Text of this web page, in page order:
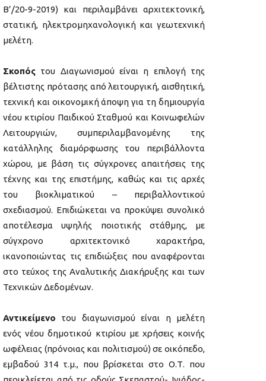
Β’/20-9-2019) και περιλαμβάνει αρχιτεκτονική,
στατική, ηλεκτρομηχανολογική και γεωτεχνική
μελέτη.
Σκοπός του Διαγωνισμού είναι η επιλογή της
βέλτιστης πρότασης από λειτουργική, αισθητική,
τεχνική και οικονομική άποψη για τη δημιουργία
νέου κτιρίου Παιδικού Σταθμού και Κοινωφελών
Λειτουργιών, συμπεριλαμβανομένης της
κατάλληλης διαμόρφωσης του περιβάλλοντα
χώρου, με βάση τις σύγχρονες απαιτήσεις της
τέχνης και της επιστήμης, καθώς και τις αρχές
του βιοκλιματικού – περιβαλλοντικού
σχεδιασμού. Επιδιώκεται να προκύψει συνολικό
αποτέλεσμα υψηλής ποιοτικής στάθμης, με
σύγχρονο αρχιτεκτονικό χαρακτήρα,
ικανοποιώντας τις επιδιώξεις που αναφέρονται
στο τεύχος της Αναλυτικής Διακήρυξης και των
Τεχνικών Δεδομένων.
Αντικείμενο του διαγωνισμού είναι η μελέτη
ενός νέου δημοτικού κτιρίου με χρήσεις κοινής
ωφέλειας (πρόνοιας και πολιτισμού) σε οικόπεδο,
εμβαδού 314 τ.μ., που βρίσκεται στο Ο.Τ. που